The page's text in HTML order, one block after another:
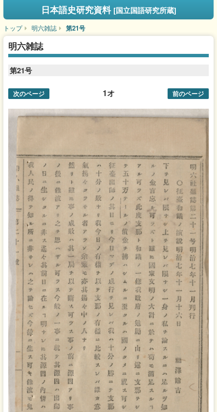
日本語史研究資料 [国立国語研究所蔵]
トップ 明六雑誌 第21号
明六雑誌
第21号
1オ
次のページ 前のページ